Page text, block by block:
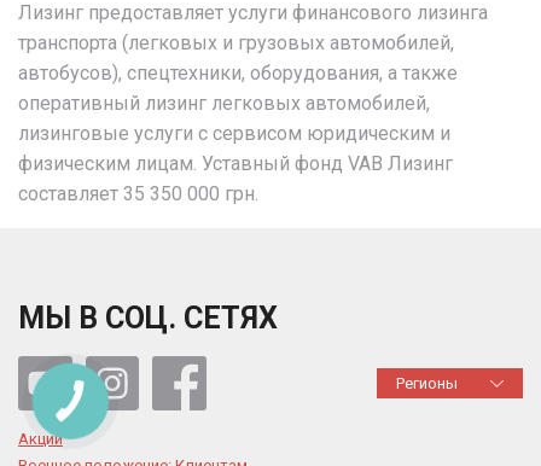
Лизинг предоставляет услуги финансового лизинга
транспорта (легковых и грузовых автомобилей,
автобусов), спецтехники, оборудования, а также
оперативный лизинг легковых автомобилей,
лизинговые услуги с сервисом юридическим и
физическим лицам. Уставный фонд VAB Лизинг
составляет 35 350 000 грн.
МЫ В СОЦ. СЕТЯХ
Регионы
Акции